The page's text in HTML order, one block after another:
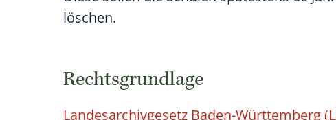
löschen.
Rechtsgrundlage
Landesarchivgesetz Baden-Württemberg